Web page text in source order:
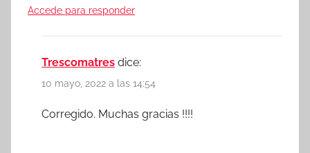
Accede para responder
Trescomatres dice:
10 mayo, 2022 a las 14:54
Corregido. Muchas gracias !!!!